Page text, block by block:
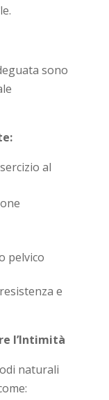
sono
al
pelvico
e
l’Intimità
naturali